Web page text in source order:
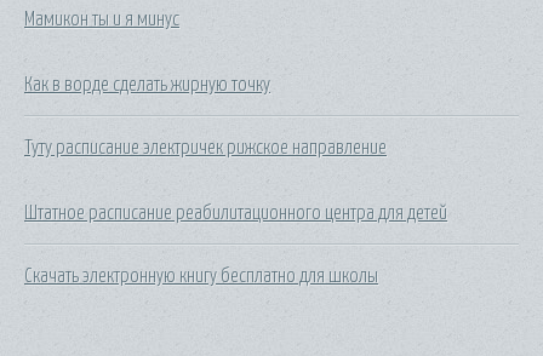
Мамикон ты и я минус
Как в ворде сделать жирную точку
Туту расписание электричек рижское направление
Штатное расписание реабилитационного центра для детей
Скачать электронную книгу бесплатно для школы